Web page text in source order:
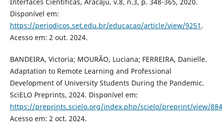
Disponível em:
https://periodicos.set.edu.br/educacao/article/view/9251 .
Acesso em: 2 out. 2024.
BANDEIRA, Victoria; MOURÃO, Luciana; FERREIRA, Danielle.
Adaptation to Remote Learning and Professional
Development of University Students During the Pandemic.
SciELO Preprints, 2024. Disponível em:
https://preprints.scielo.org/index.php/scielo/preprint/view/
Acesso em: 2 oct. 2024.